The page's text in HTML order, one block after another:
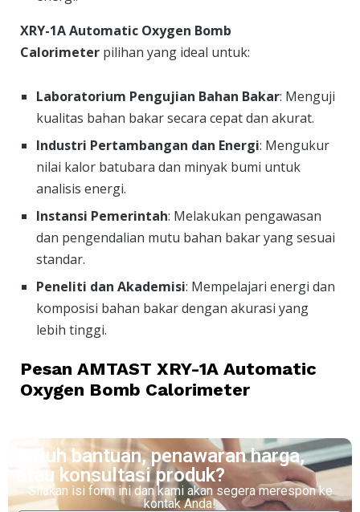
XRY-1A Automatic Oxygen Bomb
Calorimeter pilihan yang ideal untuk:
Laboratorium Pengujian Bahan Bakar: Menguji
kualitas bahan bakar secara cepat dan akurat.
Industri Pertambangan dan Energi: Mengukur
nilai kalor batubara dan minyak bumi untuk
analisis energi.
Instansi Pemerintah: Melakukan pengawasan
dan pengendalian mutu bahan bakar yang sesuai
standar.
Peneliti dan Akademisi: Mempelajari energi dan
komposisi bahan bakar dengan akurasi yang
lebih tinggi.
Pesan AMTAST XRY-1A Automatic
Oxygen Bomb Calorimeter
Butuh bantuan, penawaran harga,
atau konsultasi produk?
Silakan isi form ini dan kami akan segera merespon ke
kontak Anda!